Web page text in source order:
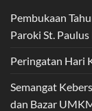
Pembukaan
Paroki St.
Peringatan Hari
Semangat
dan Bazar